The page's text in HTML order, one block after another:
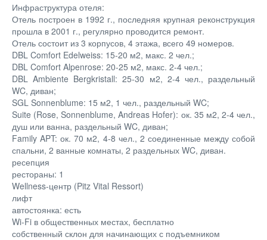
Инфраструктура отеля:
Отель построен в 1992 г., последняя крупная реконструкция
прошла в 2001 г., регулярно проводится ремонт.
Отель состоит из 3 корпусов, 4 этажа, всего 49 номеров.
DBL Comfort Edelweiss: 15-20 м2, макс. 2 чел.;
DBL Comfort Alpenrose: 20-25 м2, макс. 2-4 чел.;
DBL Ambiente Bergkristall: 25-30 м2, 2-4 чел., раздельный
WC, диван;
SGL Sonnenblume: 15 м2, 1 чел., раздельный WC;
Suite (Rose, Sonnenblume, Andreas Hofer): ок. 35 м2, 2-4 чел.,
душ или ванна, раздельный WC, диван;
Family APT: ок. 70 м2, 4-8 чел., 2 соединенные между собой
спальни, 2 ванные комнаты, 2 раздельных WC, диван.
ресепция
рестораны: 1
Wellness-центр (Pitz Vital Ressort)
лифт
автостоянка: есть
Wi-Fi в общественных местах, бесплатно
собственный склон для начинающих с подъемником